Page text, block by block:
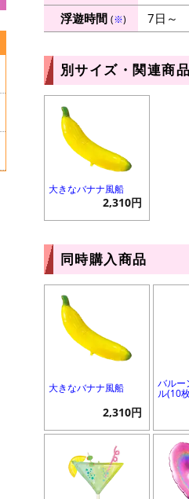
浮遊時間 (※) 7日～
別サイズ・関連商品
大きなバナナ風船
2,310円
同時購入商品
大きなバナナ風船
2,310円
バルー
ル(10